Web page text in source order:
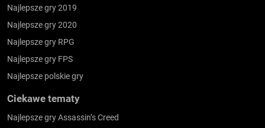
Najlepsze gry 2019
Najlepsze gry 2020
Najlepsze gry RPG
Najlepsze gry FPS
Najlepsze polskie gry
Ciekawe tematy
Najlepsze gry Assassin’s Creed